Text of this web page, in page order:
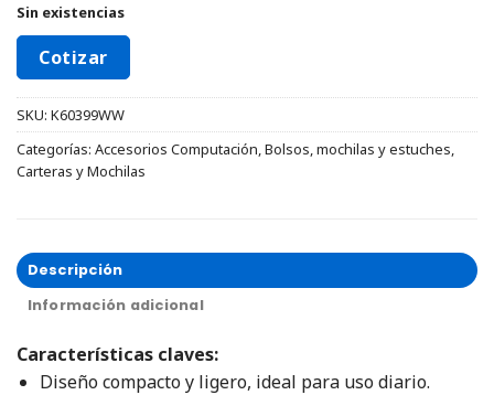
Sin existencias
Cotizar
SKU: K60399WW
Categorías: Accesorios Computación,Bolsos, mochilas y estuches,
Carteras y Mochilas
Descripción
Información adicional
Características claves:
Diseño compacto y ligero, ideal para uso diario.